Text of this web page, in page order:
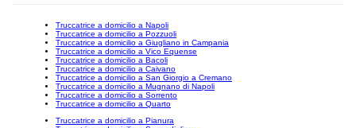
Truccatrice a domicilio a Napoli
Truccatrice a domicilio a Pozzuoli
Truccatrice a domicilio a Giugliano in Campania
Truccatrice a domicilio a Vico Equense
Truccatrice a domicilio a Bacoli
Truccatrice a domicilio a Caivano
Truccatrice a domicilio a San Giorgio a Cremano
Truccatrice a domicilio a Mugnano di Napoli
Truccatrice a domicilio a Sorrento
Truccatrice a domicilio a Quarto
Truccatrice a domicilio a Pianura